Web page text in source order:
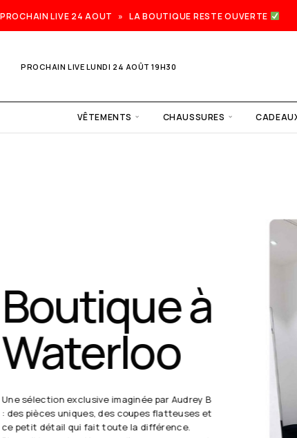
PROCHAIN LIVE 24 AOUT » LA BOUTIQUE RESTE OUVERTE
PROCHAIN LIVE LUNDI 24 AOÛT 19H30
VÊTEMENTS CHAUSSURES
live lundi
24 août
19h30